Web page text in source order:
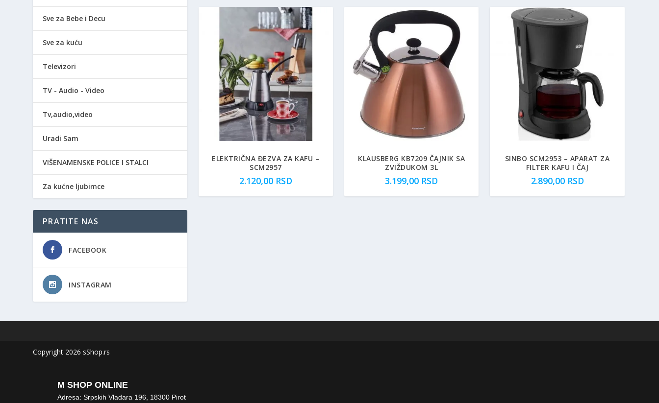
ELEKTRIČNA ĐEZVA ZA KAFU –
SCM2957
2.120,00 RSD
KLAUSBERG KB7209 ČAJNIK SA
ZVIŽDUKOM 3L
3.199,00 RSD
SINBO SCM2953 – APARAT ZA
FILTER KAFU I ČAJ
2.890,00 RSD
Sve za Bebe i Decu
Sve za kuću
Televizori
TV - Audio - Video
Tv,audio,video
Uradi Sam
VIŠENAMENSKE POLICE I STALCI
Za kućne ljubimce
PRATITE NAS
FACEBOOK
INSTAGRAM
Copyright 2026 sShop.rs
M SHOP ONLINE
Adresa: Srpskih Vladara 196, 18300 Pirot